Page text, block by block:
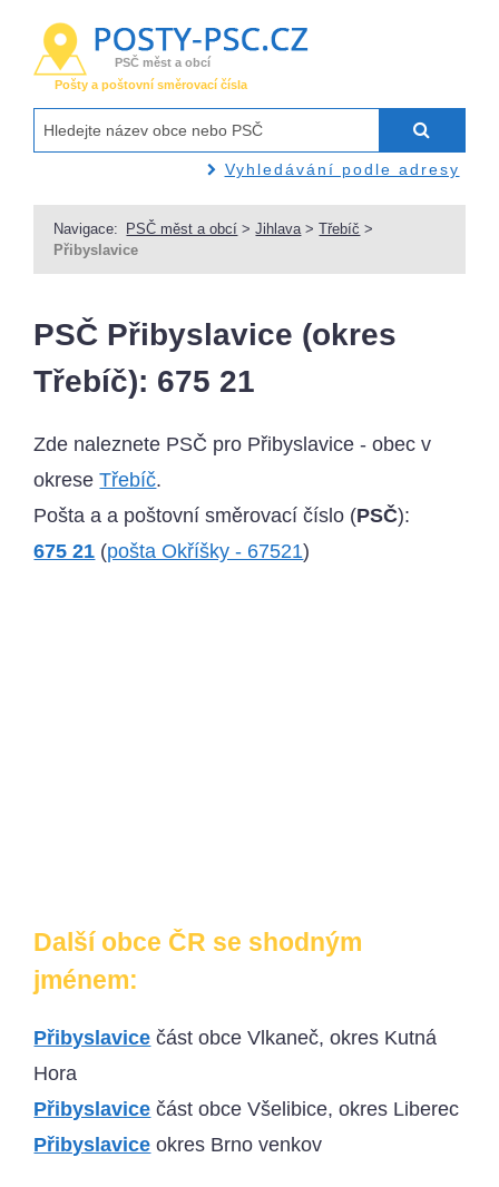
PSČ měst a obcí
Pošty a poštovní směrovací čísla
Vyhledávání podle adresy
Navigace: PSČ měst a obcí >Jihlava >Třebíč >
Přibyslavice
PSČ Přibyslavice (okres
Třebíč): 675 21
Zde naleznete PSČ pro Přibyslavice - obec v
okreseTřebíč.
Pošta a a poštovní směrovací číslo (PSČ):
675 21 (pošta Okříšky - 67521)
Další obce ČR se shodným
jménem:
Přibyslavice část obce Vlkaneč, okres Kutná
Hora
Přibyslavice část obce Všelibice, okres Liberec
Přibyslavice okres Brno venkov